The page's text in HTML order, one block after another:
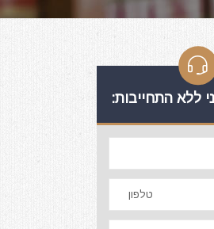
ללא התחייבות: